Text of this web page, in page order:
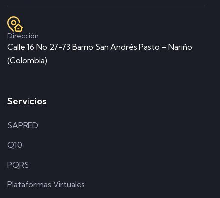
Dirección
Calle 16 No 27-73 Barrio San Andrés Pasto – Nariño
(Colombia)
Servicios
SAPRED
Q10
PQRS
Plataformas Virtuales